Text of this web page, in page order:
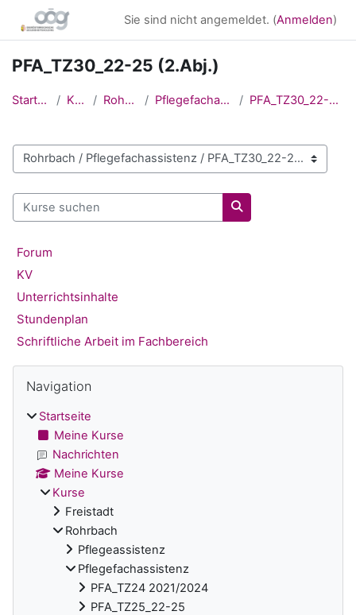
Zum Hauptinhalt
Sie sind nicht angemeldet. (Anmelden)
PFA_TZ30_22-25 (2.Abj.)
Startseite Kurse Rohrbach Pflegefachassistenz PFA_TZ30_22-25 (2.Abj.)
Kursbereiche
Kurse suchen
Kurse suchen
Forum
KV
Unterrichtsinhalte
Stundenplan
Schriftliche Arbeit im Fachbereich
Blöcke
Navigation
Startseite
Meine Kurse
Nachrichten
Meine Kurse
Kurse
Freistadt
Rohrbach
Pflegeassistenz
Pflegefachassistenz
PFA_TZ24 2021/2024
PFA_TZ25_22-25